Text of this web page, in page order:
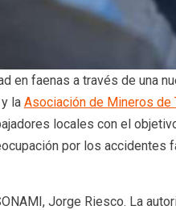
en faenas a través de una
la Asociación de Mineros de
locales con el
por los accidentes
Jorge Riesco. La